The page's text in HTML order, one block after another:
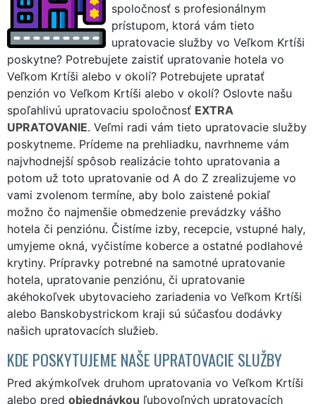
spoločnosť s profesionálnym
prístupom, ktorá vám tieto
upratovacie služby vo Veľkom Krtíši
poskytne? Potrebujete zaistiť upratovanie hotela vo
Veľkom Krtíši alebo v okolí? Potrebujete upratať
penzión vo Veľkom Krtíši alebo v okolí? Oslovte našu
spoľahlivú upratovaciu spoločnosť EXTRA
UPRATOVANIE. Veľmi radi vám tieto upratovacie služby
poskytneme. Prídeme na prehliadku, navrhneme vám
najvhodnejší spôsob realizácie tohto upratovania a
potom už toto upratovanie od A do Z zrealizujeme vo
vami zvolenom termíne, aby bolo zaistené pokiaľ
možno čo najmenšie obmedzenie prevádzky vášho
hotela či penziónu. Čistíme izby, recepcie, vstupné haly,
umyjeme okná, vyčistíme koberce a ostatné podlahové
krytiny. Prípravky potrebné na samotné upratovanie
hotela, upratovanie penziónu, či upratovanie
akéhokoľvek ubytovacieho zariadenia vo Veľkom Krtíši
alebo Banskobystrickom kraji sú súčasťou dodávky
našich upratovacích služieb.
KDE POSKYTUJEME NAŠE UPRATOVACIE SLUŽBY
Pred akýmkoľvek druhom upratovania vo Veľkom Krtíši
alebo pred objednávkou ľubovoľných upratovacích